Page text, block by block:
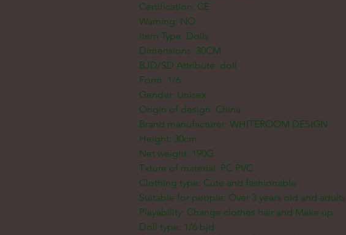
Certification: CE
Warning: NO
Item Type: Dolls
Dimensions: 30CM
BJD/SD Attribute: doll
Form: 1/6
Gender: Unisex
Origin of design: China
Brand manufacturer: WHITEROOM DESIGN
Height: 30cm
Net weight: 190G
Txture of material: PC PVC
Clothing type: Cute and fashionable
Suitable for people: Over 3 years old and adults
Playability: Change clothes hair and Make up
Doll type: 1/6 bjd